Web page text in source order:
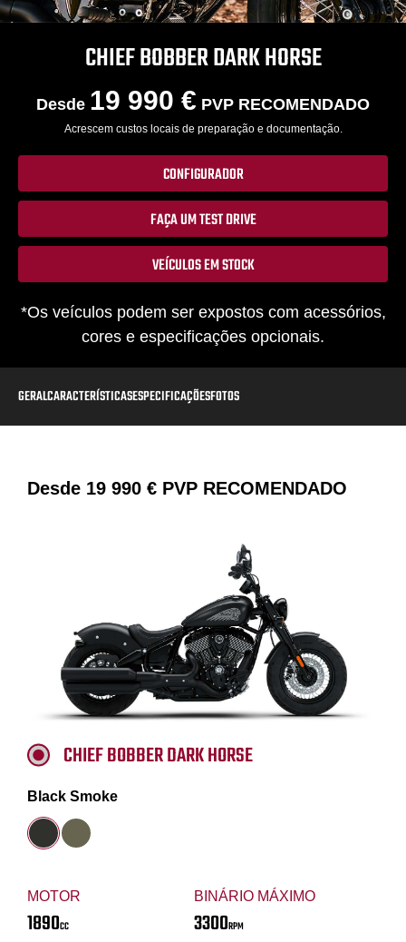
CHIEF BOBBER DARK HORSE
Desde 19 990 € PVP RECOMENDADO
Acrescem custos locais de preparação e documentação.
CONFIGURADOR
FAÇA UM TEST DRIVE
VEÍCULOS EM STOCK
*Os veículos podem ser expostos com acessórios,
cores e especificações opcionais.
GERALCARACTERÍSTICASESPECIFICAÇÕESFOTOS
Desde 19 990 € PVP RECOMENDADO
MOTOR
1890CC
BINÁRIO MÁXIMO
3300RPM
CHIEF BOBBER DARK HORSE
Black Smoke